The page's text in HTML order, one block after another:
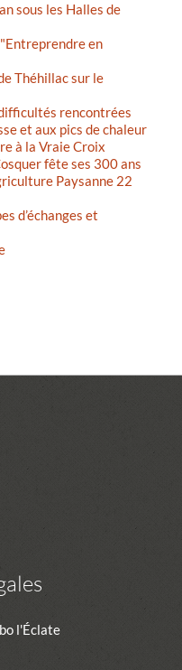
sous les Halles de
en
Théhillac sur le
rencontrées
et aux pics de chaleur
à la Vraie Croix
fête ses 300 ans
Paysanne 22
d’échanges et
l'Éclate